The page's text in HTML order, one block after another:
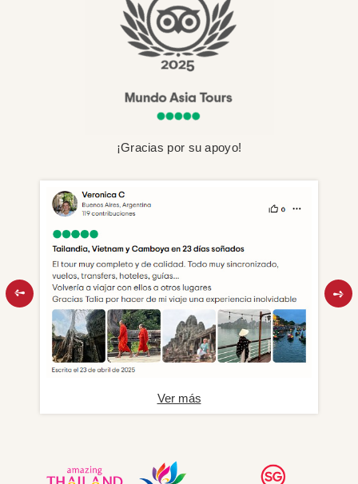
¡Gracias por su apoyo!
Ver más